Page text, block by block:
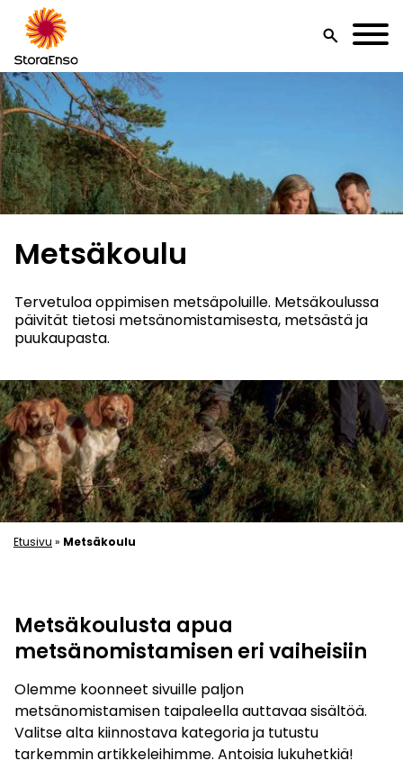
search
Metsäkoulu
Tervetuloa oppimisen metsäpoluille. Metsäkoulussa
päivität tietosi metsänomistamisesta, metsästä ja
puukaupasta.
Etusivu » Metsäkoulu
Metsäkoulusta apua
metsänomistamisen eri vaiheisiin
Olemme koonneet sivuille paljon
metsänomistamisen taipaleella auttavaa sisältöä.
Valitse alta kiinnostava kategoria ja tutustu
tarkemmin artikkeleihimme. Antoisia lukuhetkiä!